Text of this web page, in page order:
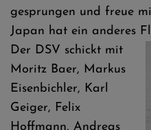
gesprungen und freue
Japan hat ein anderes
Der DSV schickt mit
Moritz Baer, Markus
Eisenbichler, Karl
Geiger, Felix
Hoffmann, Andreas